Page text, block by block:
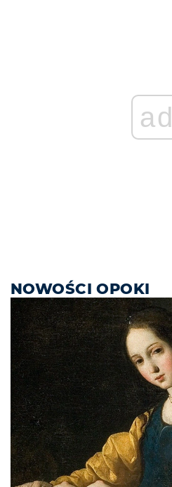
ad
NOWOŚCI OPOKI